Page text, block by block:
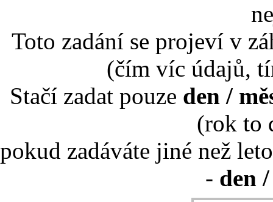
Toto zadání se projeví v
(čím víc údajů,
Stačí zadat pouze den /
(rok to
pokud zadáváte jiné než
- den